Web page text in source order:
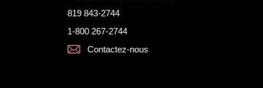
819 843-2744
1-800 267-2744
Contactez-nous